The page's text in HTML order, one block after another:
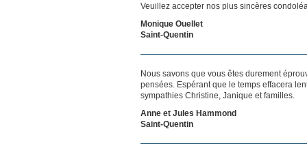
Veuillez accepter nos plus sincères
Monique Ouellet
Saint-Quentin
Nous savons que vous êtes durement
pensées. Espérant que le temps effacera
sympathies Christine, Janique et familles.
Anne et Jules Hammond
Saint-Quentin